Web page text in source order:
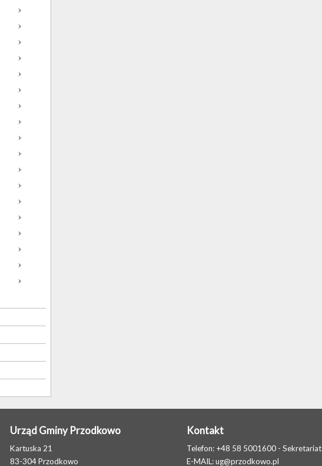
Urząd Gminy Przodkowo
Kartuska 21
83-304 Przodkowo
Kontakt
Telefon: +48 58 5001600 - Sekretariat
E-MAIL:ug@przodkowo.pl